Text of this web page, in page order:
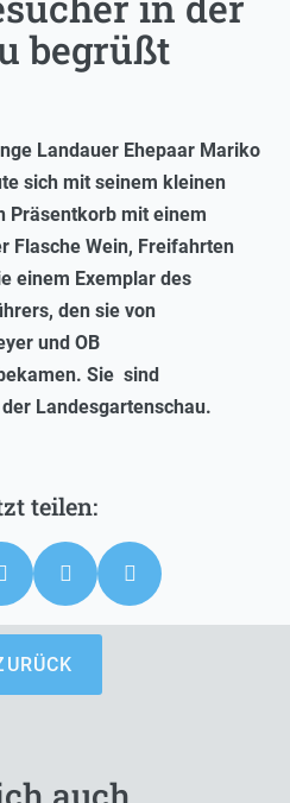
begrüßt
Landauer Ehepaar Mariko
sich mit seinem kleinen
Präsentkorb mit einem
Flasche Wein, Freifahrten
einem Exemplar des
den sie von
und OB
Sie sind
Landesgartenschau.